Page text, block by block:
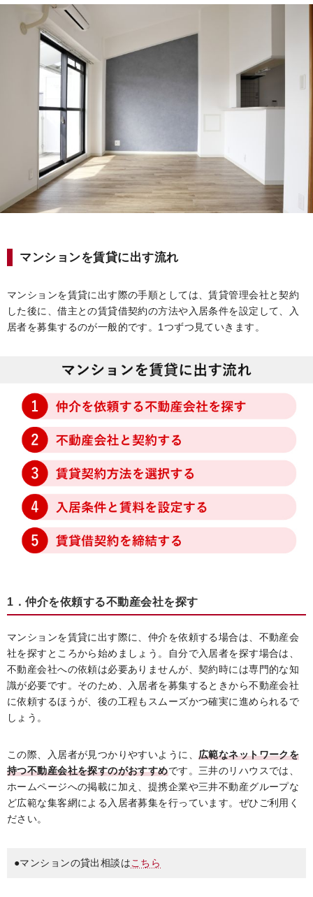
マンションを賃貸に出す流れ
マンションを賃貸に出す際の手順としては、賃貸管理会社と契約
した後に、借主との賃貸借契約の方法や入居条件を設定して、入
居者を募集するのが一般的です。1つずつ見ていきます。
1．仲介を依頼する不動産会社を探す
マンションを賃貸に出す際に、仲介を依頼する場合は、不動産会
社を探すところから始めましょう。自分で入居者を探す場合は、
不動産会社への依頼は必要ありませんが、契約時には専門的な知
識が必要です。そのため、入居者を募集するときから不動産会社
に依頼するほうが、後の工程もスムーズかつ確実に進められるで
しょう。
この際、入居者が見つかりやすいように、 広範なネットワークを
持つ不動産会社を探すのがおすすめです。三井のリハウスでは、
ホームページへの掲載に加え、提携企業や三井不動産グループな
ど広範な集客網による入居者募集を行っています。ぜひご利用く
ださい。
●マンションの貸出相談はこちら